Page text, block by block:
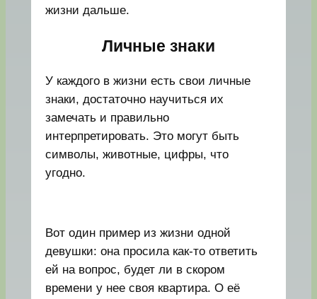
жизни дальше.
Личные знаки
У каждого в жизни есть свои личные
знаки, достаточно научиться их
замечать и правильно
интерпретировать. Это могут быть
символы, животные, цифры, что
угодно.
Вот один пример из жизни одной
девушки: она просила как-то ответить
ей на вопрос, будет ли в скором
времени у нее своя квартира. О её